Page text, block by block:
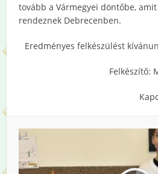
tovább a Vármegyei döntőbe,
rendeznek Debrecenben.
Eredményes felkészülést
Felkészítő: